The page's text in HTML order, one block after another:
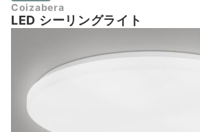
Coizabera
LED シーリングライト